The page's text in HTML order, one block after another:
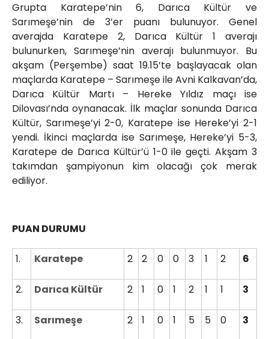
Grupta Karatepe’nin 6, Darıca Kültür ve
Sarımeşe’nin de 3’er puanı bulunuyor. Genel
averajda Karatepe 2, Darıca Kültür 1 averajı
bulunurken, Sarımeşe’nin averajı bulunmuyor. Bu
akşam (Perşembe) saat 19.15’te başlayacak olan
maçlarda Karatepe – Sarımeşe ile Avni Kalkavan’da,
Darıca Kültür Martı – Hereke Yıldız maçı ise
Dilovası’nda oynanacak. İlk maçlar sonunda Darıca
Kültür, Sarımeşe’yi 2-0, Karatepe ise Hereke’yi 2-1
yendi. İkinci maçlarda ise Sarımeşe, Hereke’yi 5-3,
Karatepe de Darıca Kültür’ü 1-0 ile geçti. Akşam 3
takımdan şampiyonun kim olacağı çok merak
ediliyor.
PUAN DURUMU
1. Karatepe 2 2 0 0 3 1 2 6
2. Darıca Kültür 2 1 0 1 2 1 1 3
3. Sarımeşe 2 1 0 1 5 5 0 3